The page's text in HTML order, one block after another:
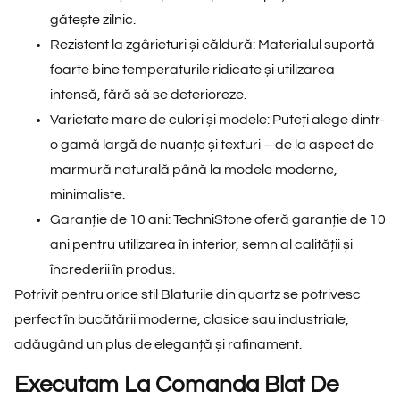
gătește zilnic.
Rezistent la zgârieturi și căldură: Materialul suportă
foarte bine temperaturile ridicate și utilizarea
intensă, fără să se deterioreze.
Varietate mare de culori și modele: Puteți alege dintr-
o gamă largă de nuanțe și texturi – de la aspect de
marmură naturală până la modele moderne,
minimaliste.
Garanție de 10 ani: TechniStone oferă garanție de 10
ani pentru utilizarea în interior, semn al calității și
încrederii în produs.
Potrivit pentru orice stil Blaturile din quartz se potrivesc
perfect în bucătării moderne, clasice sau industriale,
adăugând un plus de eleganță și rafinament.
Executam La Comanda Blat De